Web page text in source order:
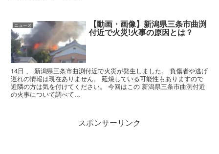
ニュース 【動画・画像】新潟県三条市曲渕
付近で火災!火事の原因とは？
14日 、 新潟県三条市曲渕付近で火災が発生しました。 負傷者や逃げ
遅れの情報は現在ありません。 延焼している可能性もありますので
近隣の方は気を付けてください。 今回はこの 新潟県三条市曲渕付近
の火事について調べて...
スポンサーリンク